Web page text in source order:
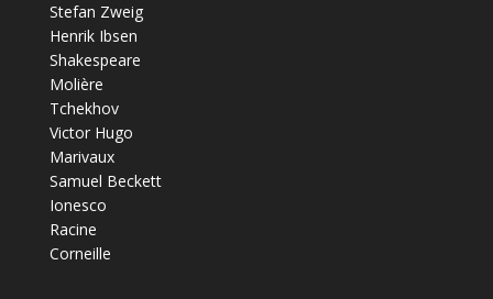
Stefan Zweig
Henrik Ibsen
Shakespeare
Molière
Tchekhov
Victor Hugo
Marivaux
Samuel Beckett
Ionesco
Racine
Corneille